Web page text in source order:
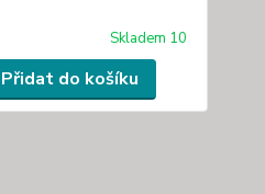
Skladem 10
Přidat do košíku